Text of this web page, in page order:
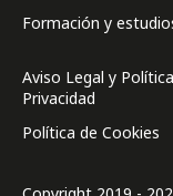
Formación y
Aviso Legal y
Privacidad
Política de Cookies